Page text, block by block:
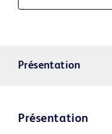
Présentation
Présentation